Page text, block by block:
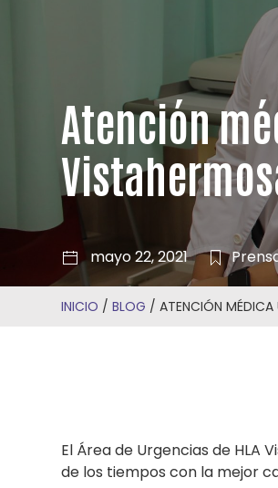
Atención
mayo 22, 2021
INICIO /BLOG /ATENCIÓN MÉDICA
El Área de Urgencias de HLA
de los tiempos con la mejor